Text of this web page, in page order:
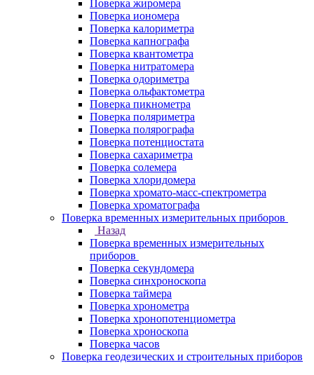
Поверка жиромера
Поверка иономера
Поверка калориметра
Поверка капнографа
Поверка квантометра
Поверка нитратомера
Поверка одориметра
Поверка ольфактометра
Поверка пикнометра
Поверка поляриметра
Поверка полярографа
Поверка потенциостата
Поверка сахариметра
Поверка солемера
Поверка хлоридомера
Поверка хромато-масс-спектрометра
Поверка хроматографа
Поверка временных измерительных приборов
Назад
Поверка временных измерительных
приборов
Поверка секундомера
Поверка синхроноскопа
Поверка таймера
Поверка хронометра
Поверка хронопотенциометра
Поверка хроноскопа
Поверка часов
Поверка геодезических и строительных приборов